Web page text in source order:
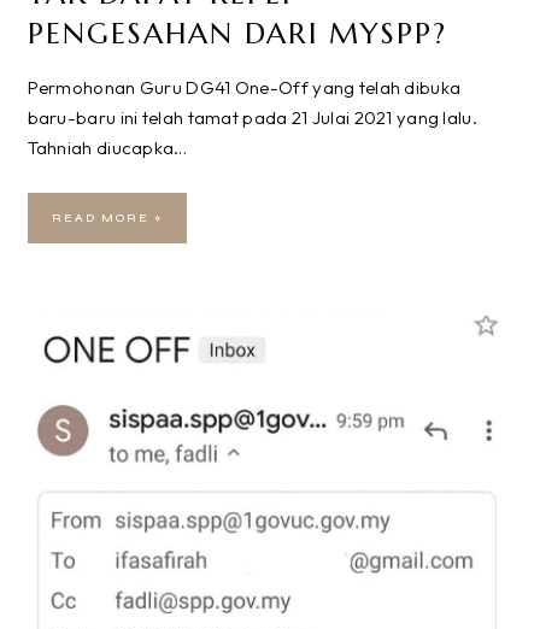
PENGESAHAN DARI MYSPP?
Permohonan Guru DG41 One-Off yang telah dibuka
baru-baru ini telah tamat pada 21 Julai 2021 yang lalu.
Tahniah diucapka…
READ MORE »